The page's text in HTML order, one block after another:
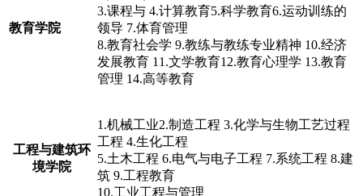
教育学院
3.课程与 4.计算教育5.科学教育6.运动训练的
领导 7.体育管理
8.教育社会学 9.教练与教练专业精神 10.经济
发展教育 11.文学教育12.教育心理学 13.教育
管理 14.高等教育
工程与建筑环
境学院
1.机械工业2.制造工程 3.化学与生物工艺过程
工程 4.生化工程
5.土木工程 6.电气与电子工程 7.系统工程 8.建
筑 9.工程教育
10.工业工程与管理